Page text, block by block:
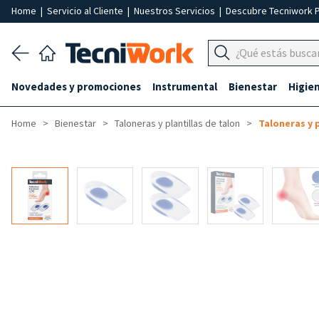
Home | Servicio al Cliente | Nuestros Servicios | Descubre Tecniwork
Novedades y promociones Instrumental Bienestar
Home Bienestar Taloneras y plantillas de talon Taloneras y